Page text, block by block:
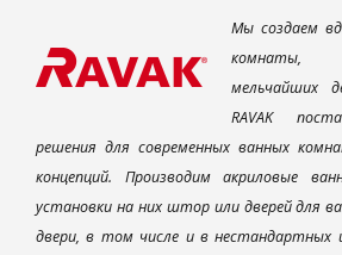
Мы создаем
комнаты,
мельчайших
RAVAK
решения для современных ванных
концепций. Производим акриловые
установки на них штор или дверей для
двери, в том числе и в нестандартных